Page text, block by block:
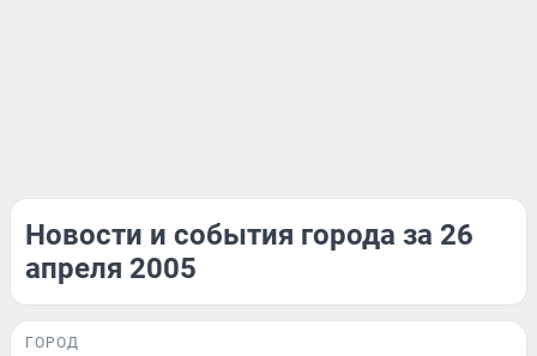
Новости и события города за 26
апреля 2005
ГОРОД